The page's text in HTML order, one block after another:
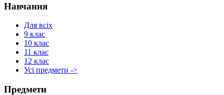
Навчання
Для всіх
9 клас
10 клас
11 клас
12 клас
Усі предмети ->
Предмети